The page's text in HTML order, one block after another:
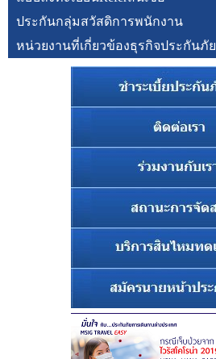
ประกันกลุ่มสวัสดิการพนักงาน
หน่วยงานที่เกี่ยวข้องธุรกิจประกันภัย